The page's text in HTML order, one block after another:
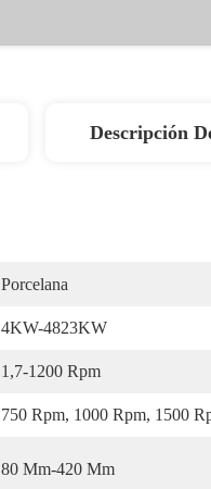
Descripción
Porcelana
4KW-4823KW
1,7-1200 Rpm
750 Rpm, 1000 Rpm, 1500
80 Mm-420 Mm